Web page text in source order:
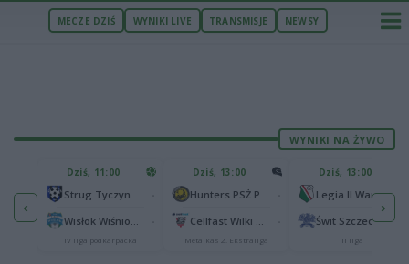
MECZE DZIŚ WYNIKI LIVE TRANSMISJE NEWSY
WYNIKI NA ŻYWO
‹
Podbeskidzie Bielsko-Biała2
2
Dziś, 11:00
Strug Tyczyn
IV liga podkarpacka
Dziś, 13:00
Metalkas 2. Ekstraliga
Dziś, 13:00
Legia II Warszawa
Świt Szczecin
II liga
›